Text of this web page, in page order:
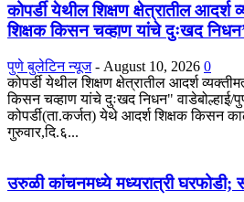
कोपर्डी येथील शिक्षण क्षेत्रातील आदर्श
शिक्षक किसन चव्हाण यांचे दुःखद
पुणे बुलेटिन न्यूज - August 10, 2026 0
कोपर्डी येथील शिक्षण क्षेत्रातील आदर्श
किसन चव्हाण यांचे दुःखद निधन"
कोपर्डी(ता.कर्जत) येथे आदर्श शिक्षक किसन
गुरुवार,दि.६...
उरुळी कांचनमध्ये मध्यरात्री घरफोडी;